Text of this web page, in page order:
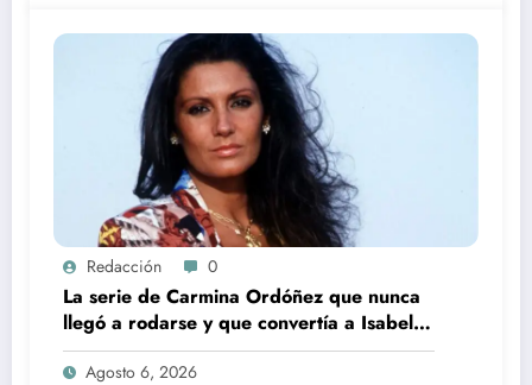
Redacción 0
La serie de Carmina Ordóñez que nunca
llegó a rodarse y que convertía a Isabel
Pantoja en la gran antagonista
Agosto 6, 2026